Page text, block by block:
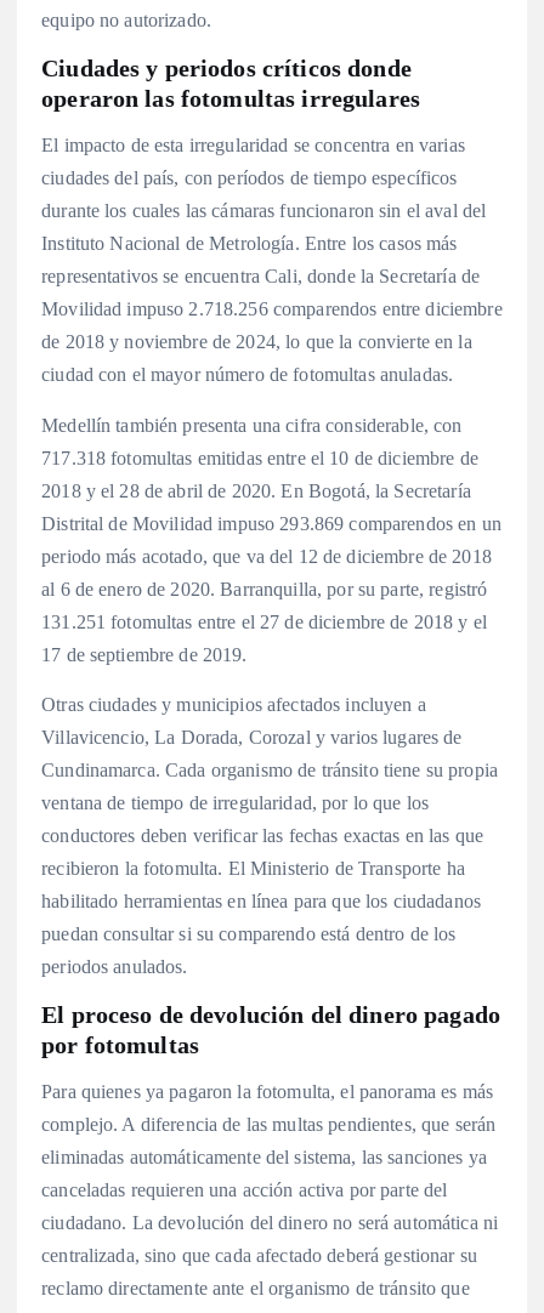
equipo no autorizado.
Ciudades y periodos críticos donde
operaron las fotomultas irregulares
El impacto de esta irregularidad se concentra en varias
ciudades del país, con períodos de tiempo específicos
durante los cuales las cámaras funcionaron sin el aval del
Instituto Nacional de Metrología. Entre los casos más
representativos se encuentra Cali, donde la Secretaría de
Movilidad impuso 2.718.256 comparendos entre diciembre
de 2018 y noviembre de 2024, lo que la convierte en la
ciudad con el mayor número de fotomultas anuladas.
Medellín también presenta una cifra considerable, con
717.318 fotomultas emitidas entre el 10 de diciembre de
2018 y el 28 de abril de 2020. En Bogotá, la Secretaría
Distrital de Movilidad impuso 293.869 comparendos en un
periodo más acotado, que va del 12 de diciembre de 2018
al 6 de enero de 2020. Barranquilla, por su parte, registró
131.251 fotomultas entre el 27 de diciembre de 2018 y el
17 de septiembre de 2019.
Otras ciudades y municipios afectados incluyen a
Villavicencio, La Dorada, Corozal y varios lugares de
Cundinamarca. Cada organismo de tránsito tiene su propia
ventana de tiempo de irregularidad, por lo que los
conductores deben verificar las fechas exactas en las que
recibieron la fotomulta. El Ministerio de Transporte ha
habilitado herramientas en línea para que los ciudadanos
puedan consultar si su comparendo está dentro de los
periodos anulados.
El proceso de devolución del dinero pagado
por fotomultas
Para quienes ya pagaron la fotomulta, el panorama es más
complejo. A diferencia de las multas pendientes, que serán
eliminadas automáticamente del sistema, las sanciones ya
canceladas requieren una acción activa por parte del
ciudadano. La devolución del dinero no será automática ni
centralizada, sino que cada afectado deberá gestionar su
reclamo directamente ante el organismo de tránsito que